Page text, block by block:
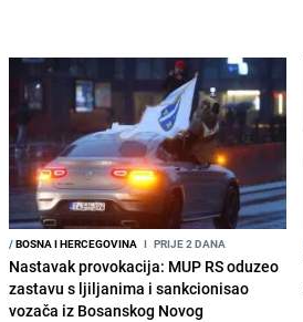
/BOSNA I HERCEGOVINA I PRIJE 2 DANA
Nastavak provokacija: MUP RS oduzeo
zastavu s ljiljanima i sankcionisao
vozača iz Bosanskog Novog